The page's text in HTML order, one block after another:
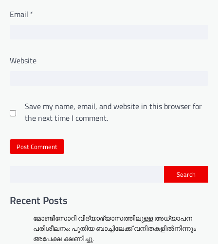
Email *
Website
Save my name, email, and website in this browser for
the next time I comment.
Search
Recent Posts
മോണ്ടിസോറി വിദ്യാഭ്യാസത്തിലുള്ള അധ്യാപന
പരിശീലനം: പുതിയ ബാച്ചിലേക്ക് വനിതകളിൽനിന്നും
അപേക്ഷ ക്ഷണിച്ചു.